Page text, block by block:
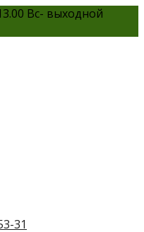
Вс- выходной
31